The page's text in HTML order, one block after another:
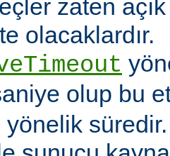
zaten
olacaklardır.
olup bu
yönelik